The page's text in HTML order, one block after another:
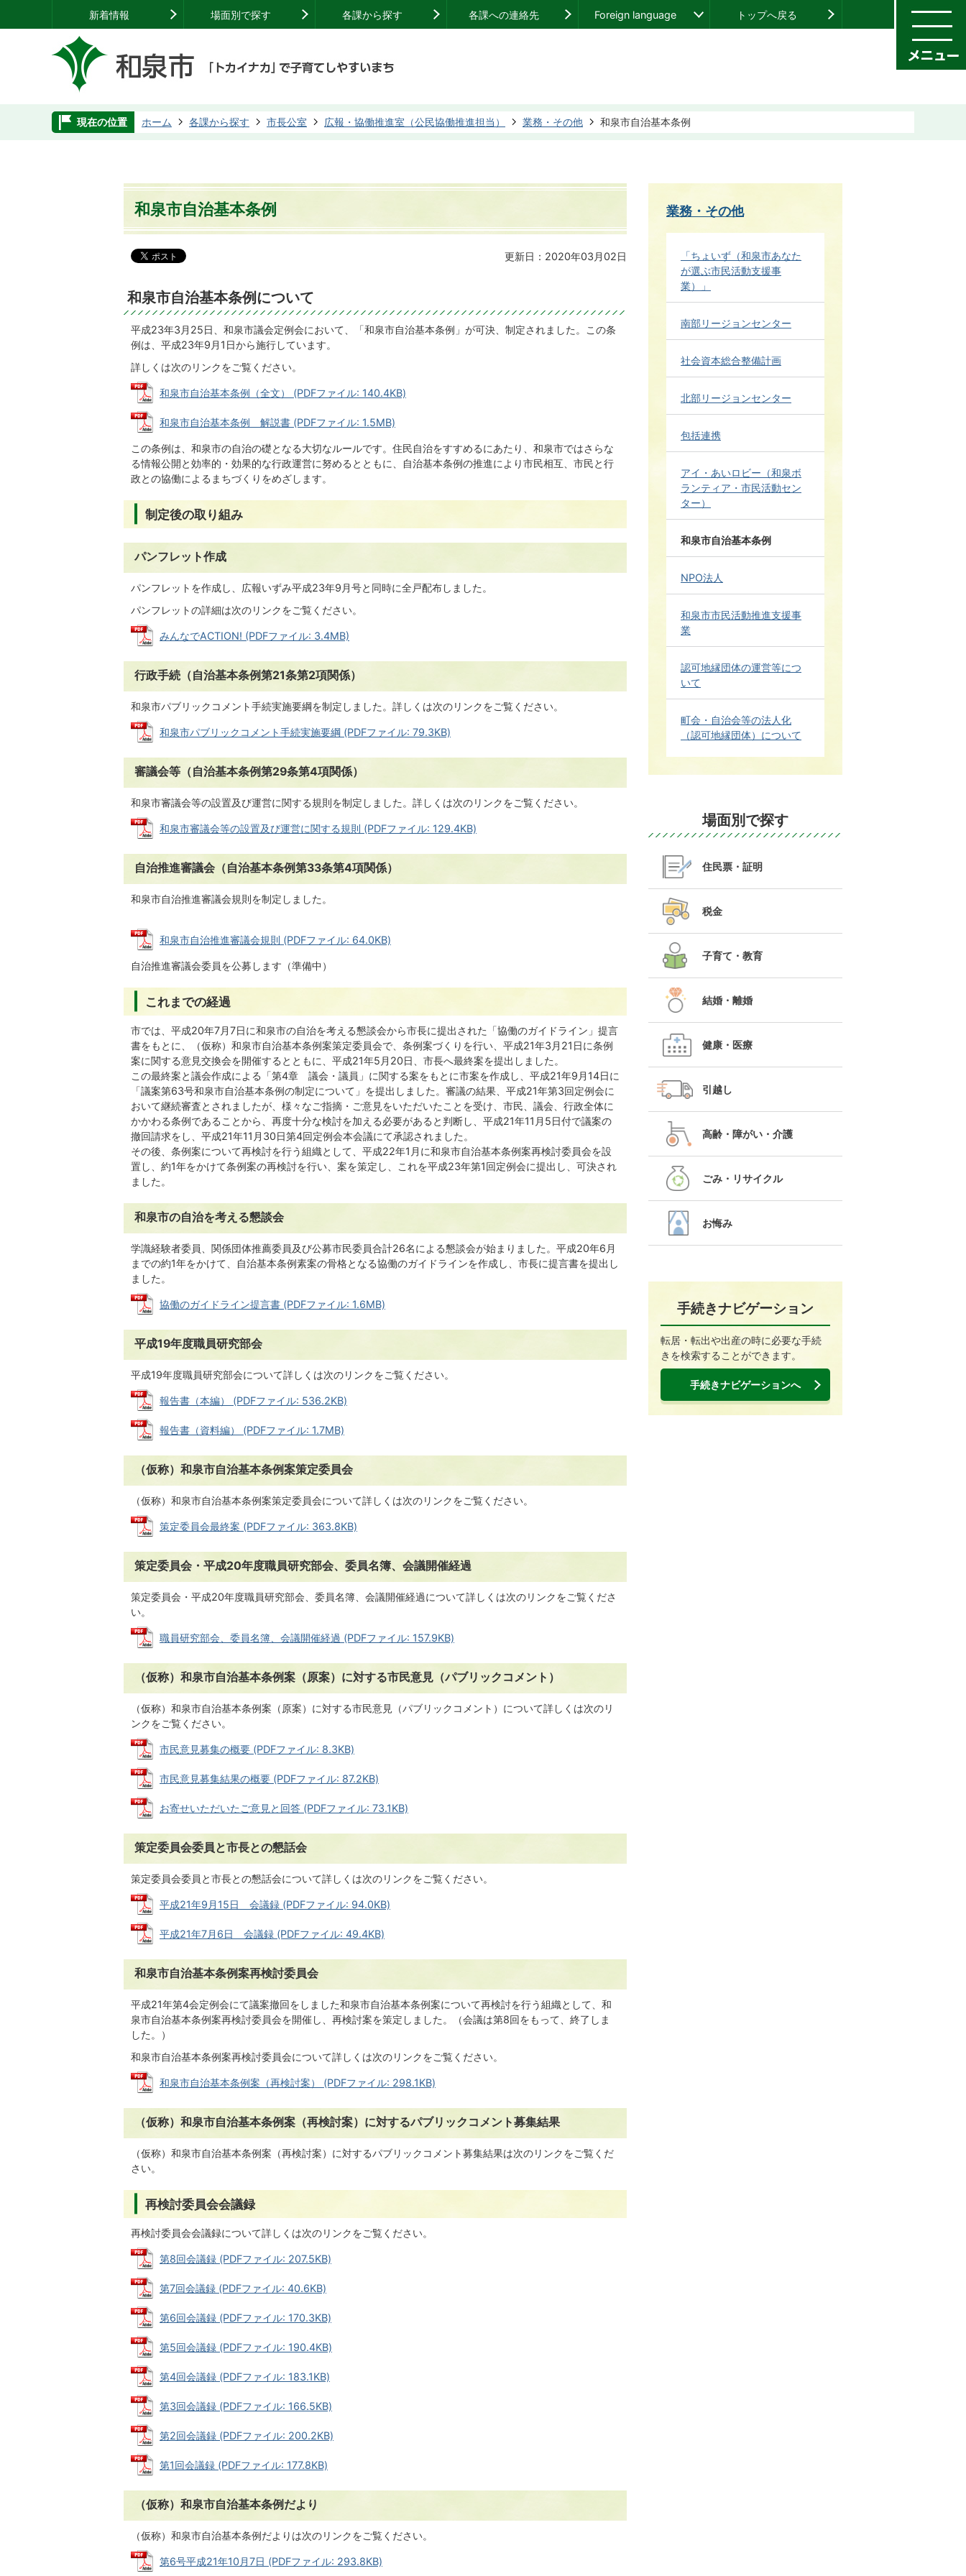
新着情報 場面別で探す 各課から探す 各課への連絡先 Foreign language トップへ戻る
現在の位置 ホーム 各課から探す 市長公室 広報・協働推進室（公民協働推進担当） 業務・その他 和泉市自治基本条例
和泉市自治基本条例
更新日：2020年03月02日
和泉市自治基本条例について
平成23年3月25日、和泉市議会定例会において、「和泉市自治基本条例」が可決、制定されました。この条
例は、平成23年9月1日から施行しています。
詳しくは次のリンクをご覧ください。
和泉市自治基本条例（全文） (PDFファイル: 140.4KB)
和泉市自治基本条例 解説書 (PDFファイル: 1.5MB)
この条例は、和泉市の自治の礎となる大切なルールです。住民自治をすすめるにあたり、和泉市ではさらな
る情報公開と効率的・効果的な行政運営に努めるとともに、自治基本条例の推進により市民相互、市民と行
政との協働によるまちづくりをめざします。
制定後の取り組み
パンフレット作成
パンフレットを作成し、広報いずみ平成23年9月号と同時に全戸配布しました。
パンフレットの詳細は次のリンクをご覧ください。
みんなでACTION! (PDFファイル: 3.4MB)
行政手続（自治基本条例第21条第2項関係）
和泉市パブリックコメント手続実施要綱を制定しました。詳しくは次のリンクをご覧ください。
和泉市パブリックコメント手続実施要綱 (PDFファイル: 79.3KB)
審議会等（自治基本条例第29条第4項関係）
和泉市審議会等の設置及び運営に関する規則を制定しました。詳しくは次のリンクをご覧ください。
和泉市審議会等の設置及び運営に関する規則 (PDFファイル: 129.4KB)
自治推進審議会（自治基本条例第33条第4項関係）
和泉市自治推進審議会規則を制定しました。
和泉市自治推進審議会規則 (PDFファイル: 64.0KB)
自治推進審議会委員を公募します（準備中）
これまでの経過
市では、平成20年7月7日に和泉市の自治を考える懇談会から市長に提出された「協働のガイドライン」提言
書をもとに、（仮称）和泉市自治基本条例案策定委員会で、条例案づくりを行い、平成21年3月21日に条例
案に関する意見交換会を開催するとともに、平成21年5月20日、市長へ最終案を提出しました。
この最終案と議会作成による「第4章 議会・議員」に関する案をもとに市案を作成し、平成21年9月14日に
「議案第63号和泉市自治基本条例の制定について」を提出しました。審議の結果、平成21年第3回定例会に
おいて継続審査とされましたが、様々なご指摘・ご意見をいただいたことを受け、市民、議会、行政全体に
かかわる条例であることから、再度十分な検討を加える必要があると判断し、平成21年11月5日付で議案の
撤回請求をし、平成21年11月30日第4回定例会本会議にて承認されました。
その後、条例案について再検討を行う組織として、平成22年1月に和泉市自治基本条例案再検討委員会を設
置し、約1年をかけて条例案の再検討を行い、案を策定し、これを平成23年第1回定例会に提出し、可決され
ました。
和泉市の自治を考える懇談会
学識経験者委員、関係団体推薦委員及び公募市民委員合計26名による懇談会が始まりました。平成20年6月
までの約1年をかけて、自治基本条例素案の骨格となる協働のガイドラインを作成し、市長に提言書を提出し
ました。
協働のガイドライン提言書 (PDFファイル: 1.6MB)
平成19年度職員研究部会
平成19年度職員研究部会について詳しくは次のリンクをご覧ください。
報告書（本編） (PDFファイル: 536.2KB)
報告書（資料編） (PDFファイル: 1.7MB)
（仮称）和泉市自治基本条例案策定委員会
（仮称）和泉市自治基本条例案策定委員会について詳しくは次のリンクをご覧ください。
策定委員会最終案 (PDFファイル: 363.8KB)
策定委員会・平成20年度職員研究部会、委員名簿、会議開催経過
策定委員会・平成20年度職員研究部会、委員名簿、会議開催経過について詳しくは次のリンクをご覧くださ
い。
職員研究部会、委員名簿、会議開催経過 (PDFファイル: 157.9KB)
（仮称）和泉市自治基本条例案（原案）に対する市民意見（パブリックコメント）
（仮称）和泉市自治基本条例案（原案）に対する市民意見（パブリックコメント）について詳しくは次のリ
ンクをご覧ください。
市民意見募集の概要 (PDFファイル: 8.3KB)
市民意見募集結果の概要 (PDFファイル: 87.2KB)
お寄せいただいたご意見と回答 (PDFファイル: 73.1KB)
策定委員会委員と市長との懇話会
策定委員会委員と市長との懇話会について詳しくは次のリンクをご覧ください。
平成21年9月15日 会議録 (PDFファイル: 94.0KB)
平成21年7月6日 会議録 (PDFファイル: 49.4KB)
和泉市自治基本条例案再検討委員会
平成21年第4会定例会にて議案撤回をしました和泉市自治基本条例案について再検討を行う組織として、和
泉市自治基本条例案再検討委員会を開催し、再検討案を策定しました。（会議は第8回をもって、終了しま
した。）
和泉市自治基本条例案再検討委員会について詳しくは次のリンクをご覧ください。
和泉市自治基本条例案（再検討案） (PDFファイル: 298.1KB)
（仮称）和泉市自治基本条例案（再検討案）に対するパブリックコメント募集結果
（仮称）和泉市自治基本条例案（再検討案）に対するパブリックコメント募集結果は次のリンクをご覧くだ
さい。
再検討委員会会議録
再検討委員会会議録について詳しくは次のリンクをご覧ください。
第8回会議録 (PDFファイル: 207.5KB)
第7回会議録 (PDFファイル: 40.6KB)
第6回会議録 (PDFファイル: 170.3KB)
第5回会議録 (PDFファイル: 190.4KB)
第4回会議録 (PDFファイル: 183.1KB)
第3回会議録 (PDFファイル: 166.5KB)
第2回会議録 (PDFファイル: 200.2KB)
第1回会議録 (PDFファイル: 177.8KB)
（仮称）和泉市自治基本条例だより
（仮称）和泉市自治基本条例だよりは次のリンクをご覧ください。
第6号平成21年10月7日 (PDFファイル: 293.8KB)
業務・その他
「ちょいず（和泉市あなた
が選ぶ市民活動支援事
業）」
南部リージョンセンター
社会資本総合整備計画
北部リージョンセンター
包括連携
アイ・あいロビー（和泉ボ
ランティア・市民活動セン
ター）
和泉市自治基本条例
NPO法人
和泉市市民活動推進支援事
業
認可地縁団体の運営等につ
いて
町会・自治会等の法人化
（認可地縁団体）について
場面別で探す
住民票・証明
税金
子育て・教育
結婚・離婚
健康・医療
引越し
高齢・障がい・介護
ごみ・リサイクル
お悔み
手続きナビゲーション
転居・転出や出産の時に必要な手続
きを検索することができます。
手続きナビゲーションへ